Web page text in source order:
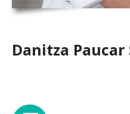
Danitza Paucar